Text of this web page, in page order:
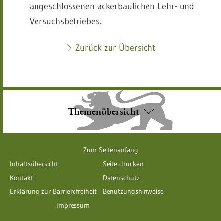
angeschlossenen ackerbaulichen Lehr- und
Versuchsbetriebes.
Zurück zur Übersicht
Themenübersicht
Zum Seitenanfang
Inhaltsübersicht
Seite drucken
Kontakt
Datenschutz
Erklärung zur Barrierefreiheit
Benutzungshinweise
Impressum